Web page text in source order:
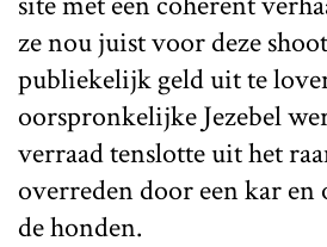
ze nou juist voor deze
publiekelijk geld uit te
oorspronkelijke Jezebel
verraad tenslotte uit het
overreden door een kar en
de honden.